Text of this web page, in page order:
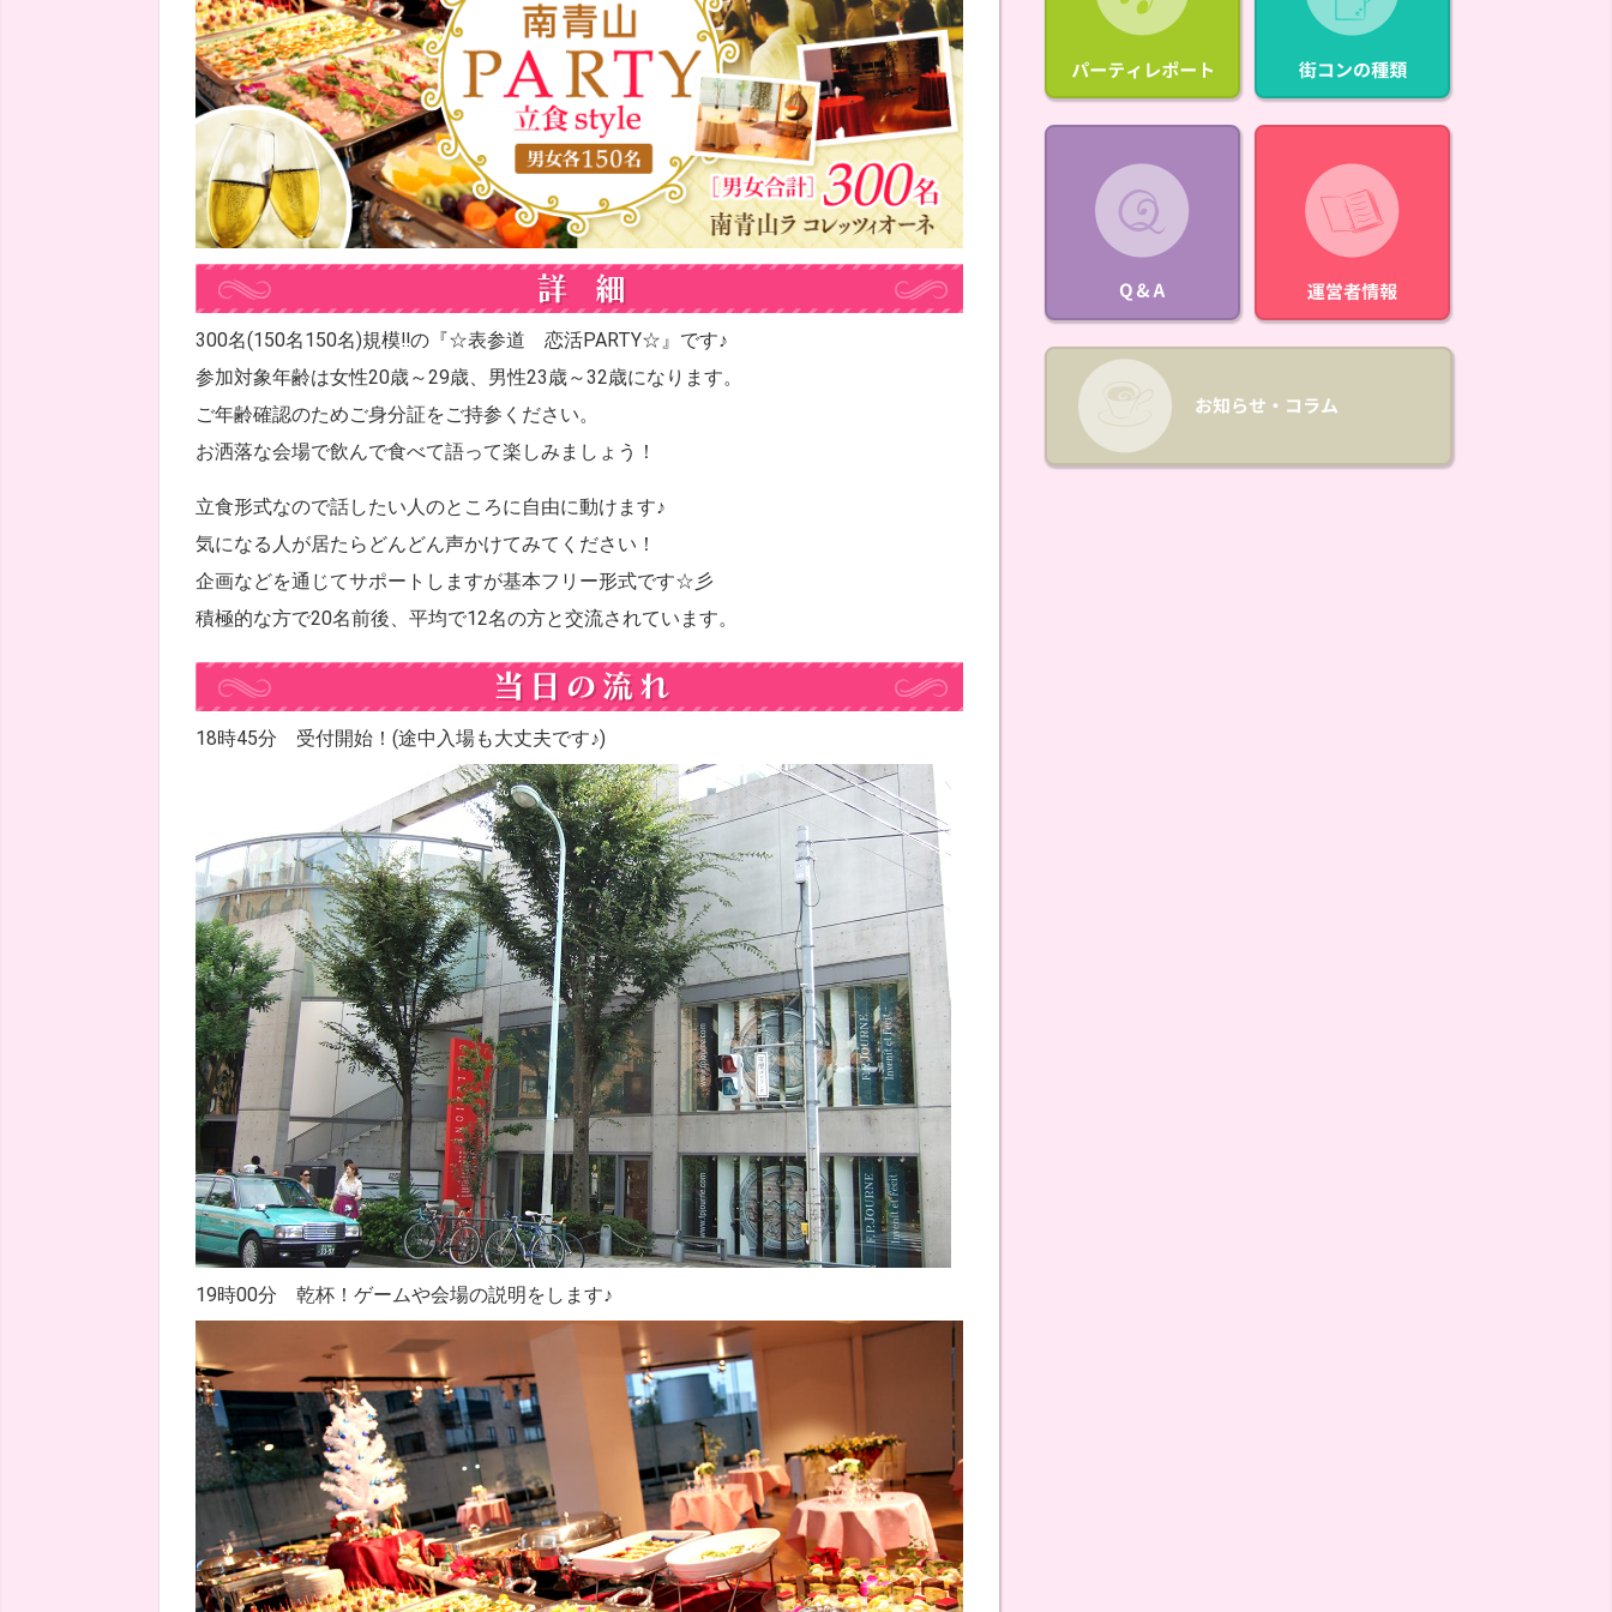
300名(150名150名)規模!!の『☆表参道 恋活PARTY☆』です♪
参加対象年齢は女性20歳～29歳、男性23歳～32歳になります。
ご年齢確認のためご身分証をご持参ください。
お洒落な会場で飲んで食べて語って楽しみましょう！
立食形式なので話したい人のところに自由に動けます♪
気になる人が居たらどんどん声かけてみてください！
企画などを通じてサポートしますが基本フリー形式です☆彡
積極的な方で20名前後、平均で12名の方と交流されています。
18時45分 受付開始！(途中入場も大丈夫です♪)
19時00分 乾杯！ゲームや会場の説明をします♪